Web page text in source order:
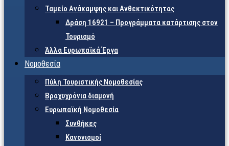
Ταμείο Ανάκαμψης και Ανθεκτικότητας
Δράση 16921 – Προγράμματα κατάρτισης στον
Τουρισμό
Άλλα Ευρωπαϊκά Έργα
Νομοθεσία
Πύλη Τουριστικής Νομοθεσίας
Βραχυχρόνια διαμονή
Ευρωπαϊκή Νομοθεσία
Συνθήκες
Κανονισμοί